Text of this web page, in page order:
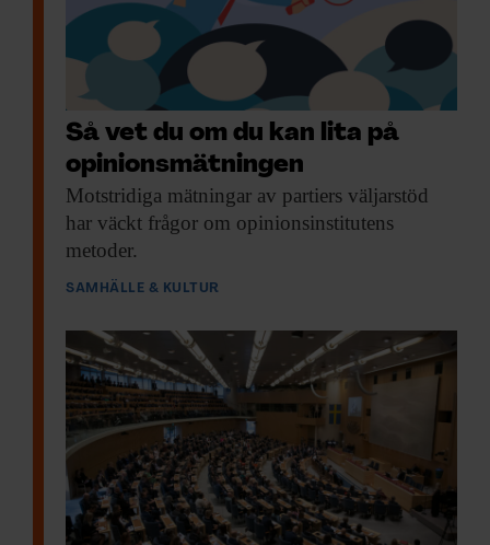
Så vet du om du kan lita på
opinions­mätningen
Motstridiga mätningar av partiers väljarstöd
har väckt frågor om opinionsinstitutens
metoder.
SAMHÄLLE & KULTUR